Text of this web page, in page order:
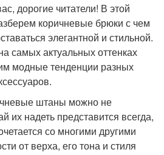
дорогие читатели! В этой
коричневые брюки с чем
элегантной и стильной.
самых актуальных оттенках
модные тенденции разных
штаны можно не
их надеть представится всегда,
со многими другими
от верха, его тона и стиля